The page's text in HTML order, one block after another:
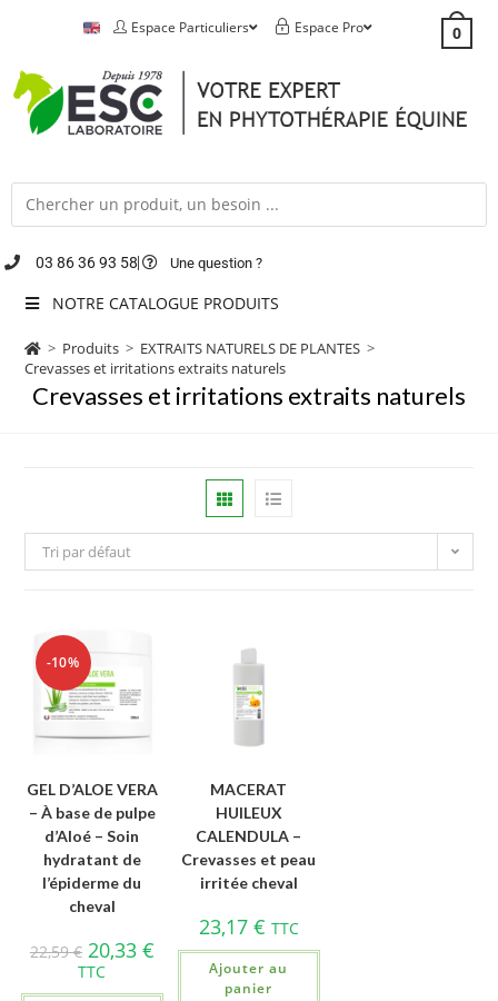
Espace Particuliers Espace Pro 0
03 86 36 93 58 Une question ?
NOTRE CATALOGUE PRODUITS
> Produits > EXTRAITS NATURELS DE PLANTES >
Crevasses et irritations extraits naturels
Crevasses et irritations extraits naturels
Tri par défaut
-10%
GEL D’ALOE VERA
– À base de pulpe
d’Aloé – Soin
hydratant de
l’épiderme du
cheval
22,59€ 20,33 €
TTC
MACERAT
HUILEUX
CALENDULA –
Crevasses et peau
irritée cheval
23,17 € TTC
Ajouter au
panier